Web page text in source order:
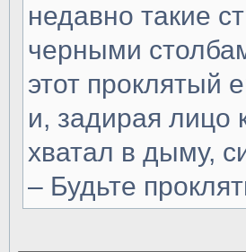
недавно такие
черными
этот проклятый
и, задирая лицо
хватал в дыму,
– Будьте